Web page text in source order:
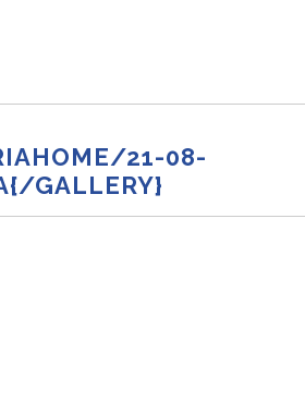
21-08-
GALLERY}